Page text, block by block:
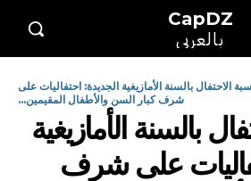
CapDZ
بالعربي
الاحتفال بالسنة الأمازيغية الجديدة: احتفاليات على
شرف كبار السن والأطفال المقيمين...
بالسنة الأمازيغية
على شرف